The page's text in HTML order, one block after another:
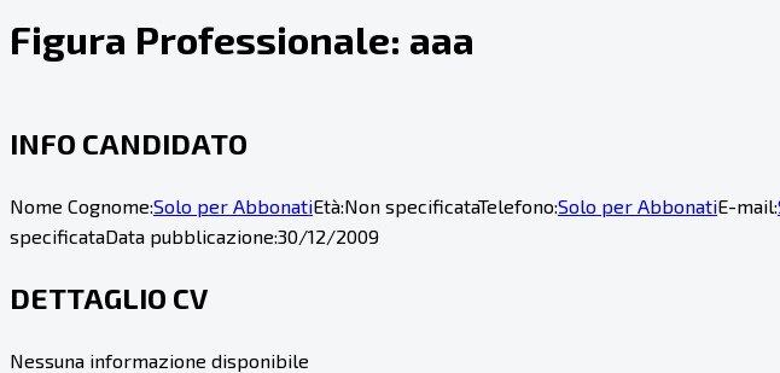
Figura Professionale: aaa
INFO CANDIDATO
Nome Cognome:Solo per AbbonatiEtà:Non specificataTelefono:Solo per AbbonatiE-mail:
specificataData pubblicazione:30/12/2009
DETTAGLIO CV
Nessuna informazione disponibile